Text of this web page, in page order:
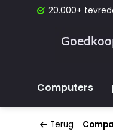
20.000+
Computers
Terug